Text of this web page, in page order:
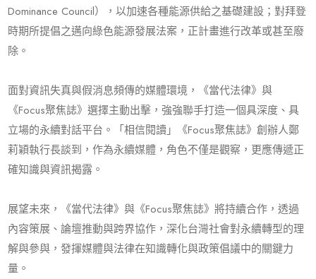
Dominance Council），以加速各種能源供給之基礎建設；對拜登
時期所提倡之邁向綠色能源發展法案，正計畫進行改革或甚至廢
除。
面對資訊失真與假消息頻傳的媒體環境，《當代法律》與
《Focus聚焦誌》選擇主動出擊，強強聯手打造一個具深度、具
立場的永續對話平台。「相信閱讀」《Focus聚焦誌》創辦人鄭
莉穎執行長談到，作為永續媒體，角色不僅是觀察，更應傳遞正
確知識與資訊揭露。
展望未來，《當代法律》與《Focus聚焦誌》將持續合作，透過
內容策展、論壇推動與跨界協作，深化台灣社會對永續轉型的理
解與參與，發揮媒體與法律在知識轉化與政策倡議中的關鍵力
量。